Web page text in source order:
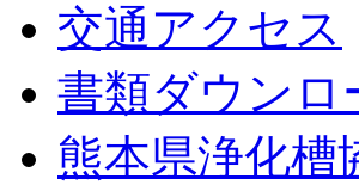
交通アクセス
書類ダウンロ
熊本県浄化槽